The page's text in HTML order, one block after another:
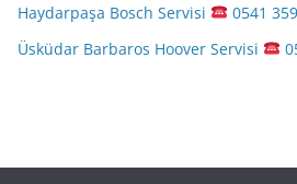
Haydarpaşa Bosch Servisi
0541
Üsküdar Barbaros Hoover Servisi